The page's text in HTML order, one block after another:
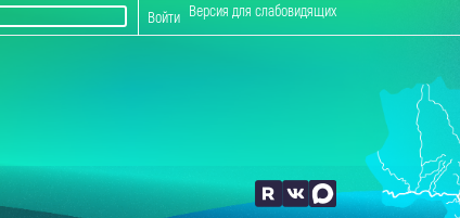
Версия для слабовидящих
Войти